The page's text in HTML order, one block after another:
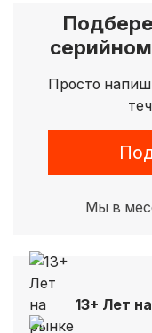
Просто
Мы в
13+ Лет